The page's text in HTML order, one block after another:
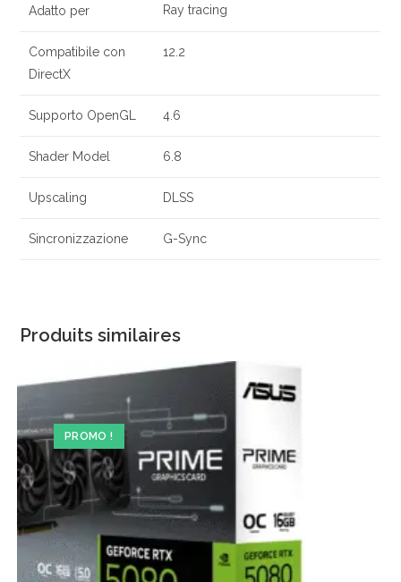
Adatto per Ray tracing
Compatibile con
DirectX
12.2
Supporto OpenGL 4.6
Shader Model 6.8
Upscaling DLSS
Sincronizzazione G-Sync
Produits similaires
PROMO !